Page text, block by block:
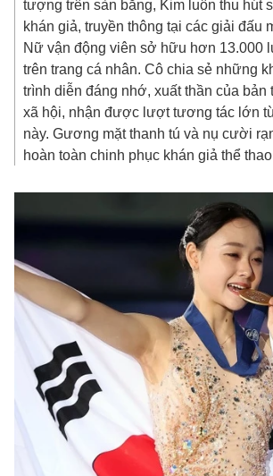
tượng trên sàn băng, Kim luôn thu hút
khán giả, truyền thông tại các giải đấu
Nữ vận động viên sở hữu hơn 13.000
trên trang cá nhân. Cô chia sẻ những
trình diễn đáng nhớ, xuất thần của bản
xã hội, nhận được lượt tương tác lớn
này. Gương mặt thanh tú và nụ cười
hoàn toàn chinh phục khán giả thể